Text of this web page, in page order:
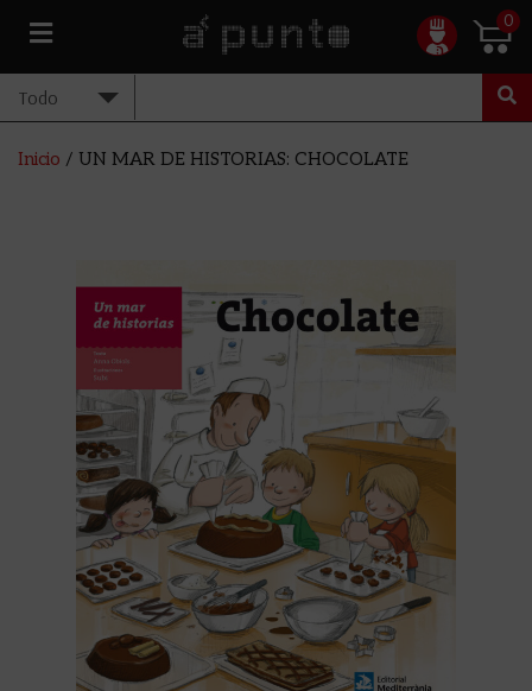
0
Inicio / UN MAR DE HISTORIAS: CHOCOLATE